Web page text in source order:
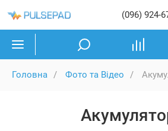
(096) 924-
Головна Фото та Відео